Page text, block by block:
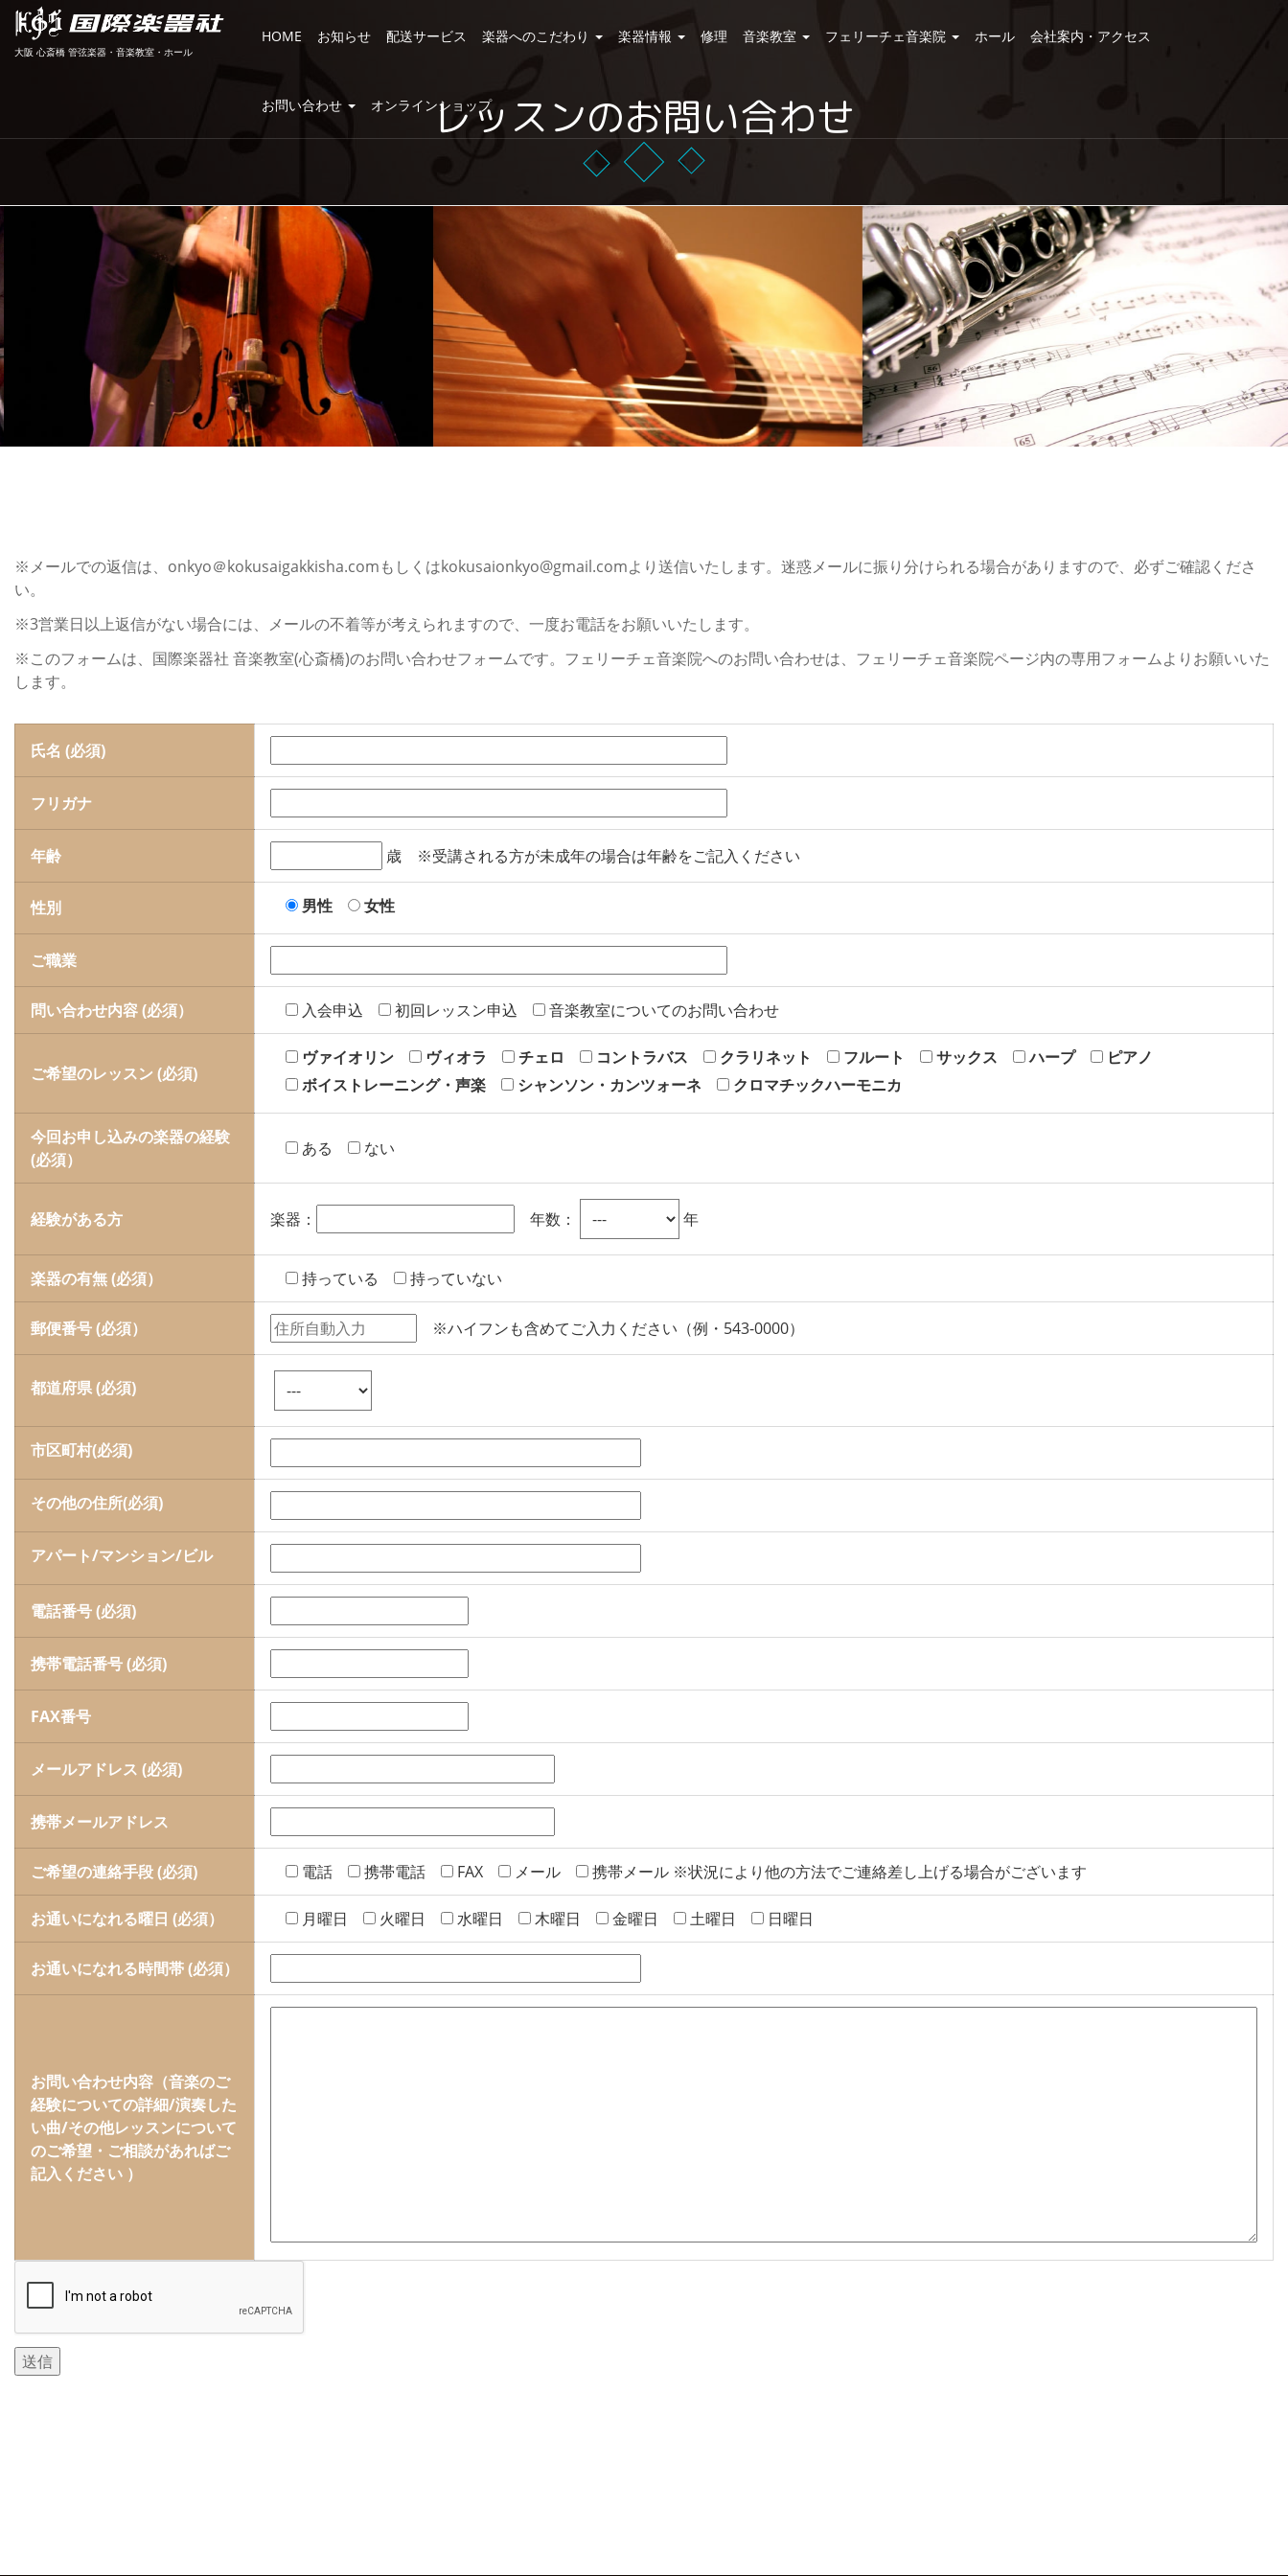
大阪 心斎橋 管弦楽器・音楽教室・ホール
HOME お知らせ 配送サービス 楽器へのこだわり 楽器情報 修理 音楽教室 フェリーチェ音楽院 ホール 会社案内・アクセス
お問い合わせ オンラインショップレッスンのお問い合わせ
※メールでの返信は、onkyo＠kokusaigakkisha.comもしくはkokusaionkyo@gmail.comより送信いたします。迷惑メールに振り分けられる場合がありますので、必ずご確認くださ
い。
※3営業日以上返信がない場合には、メールの不着等が考えられますので、一度お電話をお願いいたします。
※このフォームは、国際楽器社 音楽教室(心斎橋)のお問い合わせフォームです。フェリーチェ音楽院へのお問い合わせは、フェリーチェ音楽院ページ内の専用フォームよりお願いいた
します。
氏名 (必須)
フリガナ
年齢 歳 ※受講される方が未成年の場合は年齢をご記入ください
性別 男性 女性
ご職業
問い合わせ内容 (必須） 入会申込 初回レッスン申込 音楽教室についてのお問い合わせ
ご希望のレッスン (必須)
ヴァイオリン ヴィオラ チェロ コントラバス クラリネット フルート サックス ハープ
ピアノ
ボイストレーニング・声楽
シャンソン・カンツォーネ クロマチックハーモニカ
今回お申し込みの楽器の経験
(必須）
ある ない
経験がある方 楽器： 年数： 年
楽器の有無 (必須） 持っている 持っていない
郵便番号 (必須） ※ハイフンも含めてご入力ください（例・543-0000）
都道府県 (必須)
市区町村(必須)
その他の住所(必須)
アパート/マンション/ビル
電話番号 (必須)
携帯電話番号 (必須)
FAX番号
メールアドレス (必須)
携帯メールアドレス
ご希望の連絡手段 (必須) 電話 携帯電話 FAX メール 携帯メール ※状況により他の方法でご連絡差し上げる場合がございます
お通いになれる曜日 (必須） 月曜日 火曜日 水曜日 木曜日 金曜日 土曜日 日曜日
お通いになれる時間帯 (必須）
お問い合わせ内容（音楽のご
経験についての詳細/演奏した
い曲/その他レッスンについて
のご希望・ご相談があればご
記入ください ）